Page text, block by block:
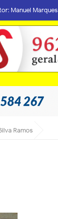
Manuel Marques
Ramos